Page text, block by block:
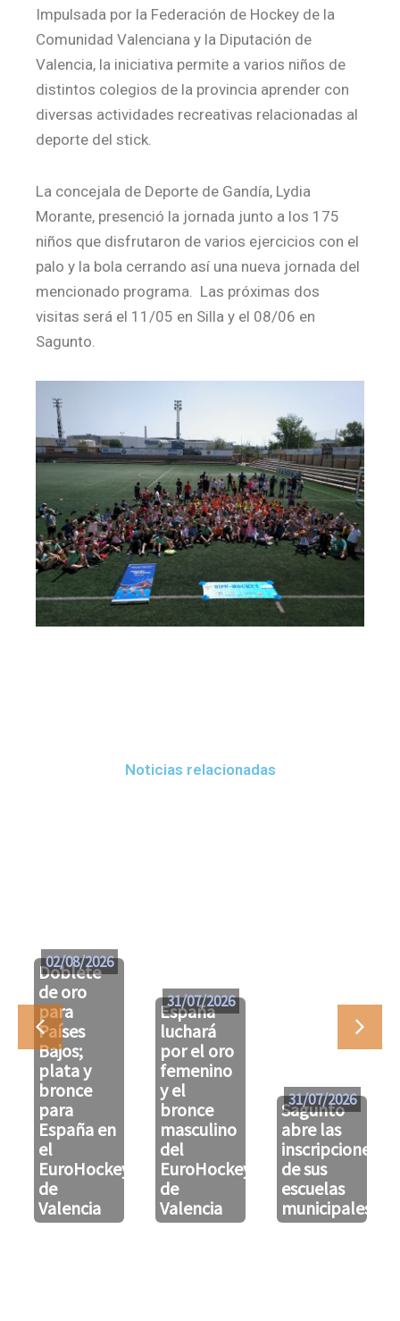
Impulsada por la Federación de Hockey de la
Comunidad Valenciana y la Diputación de
Valencia, la iniciativa permite a varios niños de
distintos colegios de la provincia aprender con
diversas actividades recreativas relacionadas al
deporte del stick.
La concejala de Deporte de Gandía, Lydia
Morante, presenció la jornada junto a los 175
niños que disfrutaron de varios ejercicios con el
palo y la bola cerrando así una nueva jornada del
mencionado programa. Las próximas dos
visitas será el 11/05 en Silla y el 08/06 en
Sagunto.
Noticias relacionadas
Doblete
de oro
para
Países
Bajos;
plata y
bronce
para
España en
el
EuroHockeyU21
de
Valencia
02/08/2026
España
luchará
por el oro
femenino
y el
bronce
masculino
del
EuroHockeyU21
de
Valencia
31/07/2026
Sagunto
abre las
inscripciones
de sus
escuelas
municipales
31/07/2026